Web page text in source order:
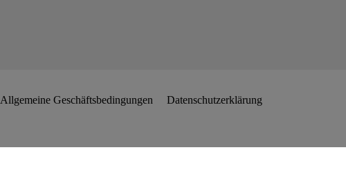
Allgemeine Geschäftsbedingungen Datenschutzerklärung